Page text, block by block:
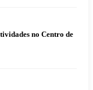
no Centro de